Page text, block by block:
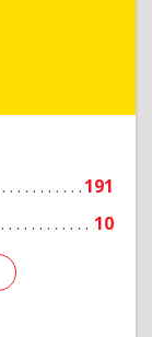
191
10